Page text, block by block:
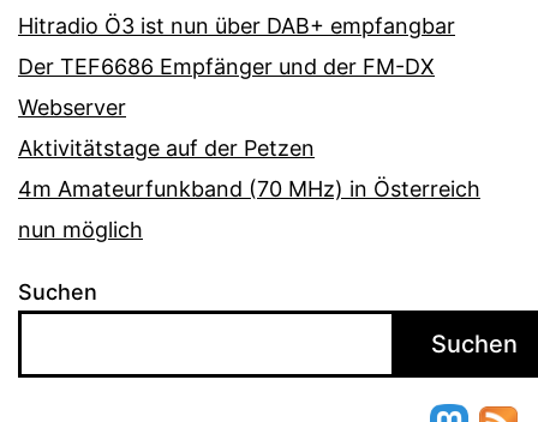
Hitradio Ö3 ist nun über DAB+ empfangbar
Der TEF6686 Empfänger und der FM-DX
Webserver
Aktivitätstage auf der Petzen
4m Amateurfunkband (70 MHz) in Österreich
nun möglich
Suchen
Suchen